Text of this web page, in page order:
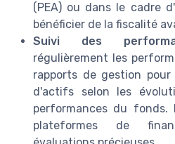
(PEA) ou dans le cadre
bénéficier de la fiscalité
Suivi des
régulièrement les
rapports de gestion
d'actifs selon les
performances du fonds.
plateformes de